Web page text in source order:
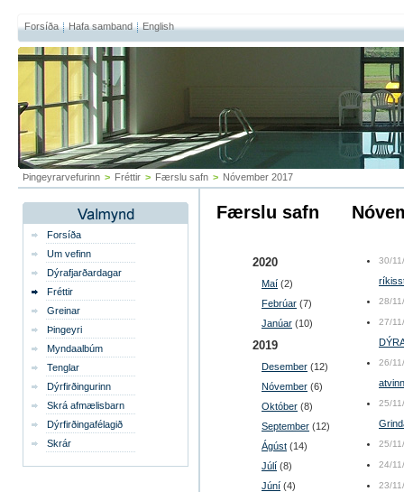
Forsíða Hafa samband English
Þingeyrarvefurinn > Fréttir > Færslu safn > Nóvember 2017
Forsíða
Um vefinn
Dýrafjarðardagar
Fréttir
Greinar
Þingeyri
Myndaalbúm
Tenglar
Dýrfirðingurinn
Skrá afmælisbarn
Dýrfirðingafélagið
Skrár
Færslu safn
2020
Maí (2)
Febrúar (7)
Janúar (10)
2019
Desember (12)
Nóvember (6)
Október (8)
September (12)
Ágúst (14)
Júlí (8)
Júní (4)
30/
28/
27/
26/
25/
25/
24/
23/